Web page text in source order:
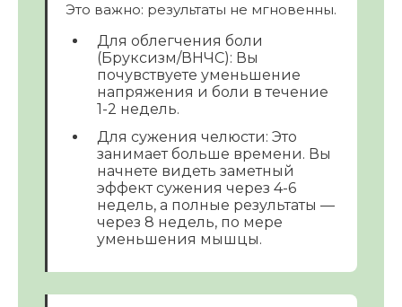
Это важно: результаты не мгновенны.
Для облегчения боли
(Бруксизм/ВНЧС): Вы
почувствуете уменьшение
напряжения и боли в течение
1-2 недель.
Для сужения челюсти: Это
занимает больше времени. Вы
начнете видеть заметный
эффект сужения через 4-6
недель, а полные результаты —
через 8 недель, по мере
уменьшения мышцы.